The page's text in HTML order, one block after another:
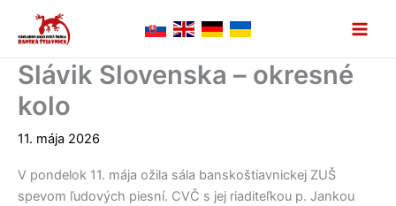
Slávik Slovenska – okresné
kolo
11. mája 2026
V pondelok 11. mája ožila sála banskoštiavnickej ZUŠ
spevom ľudových piesní. CVČ s jej riaditeľkou p. Jankou